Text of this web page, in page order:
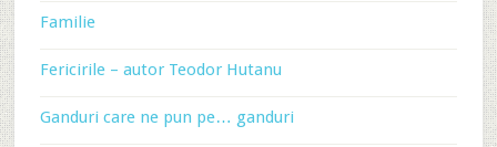
Familie
Fericirile – autor Teodor Hutanu
Ganduri care ne pun pe… ganduri